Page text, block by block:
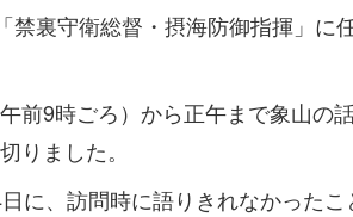
禁裏守衛総督・摂海防御指揮」に
前9時ごろ）から正午まで象山の
りました。
に、訪問時に語りきれなかったこ